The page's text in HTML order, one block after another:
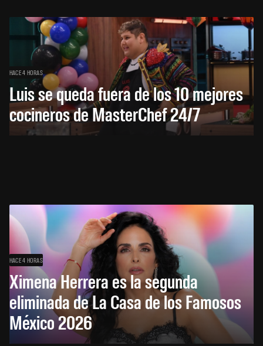
HACE 4 HORAS
Luis se queda fuera de los 10 mejores
cocineros de MasterChef 24/7
HACE 4 HORAS
Ximena Herrera es la segunda
eliminada de La Casa de los Famosos
México 2026